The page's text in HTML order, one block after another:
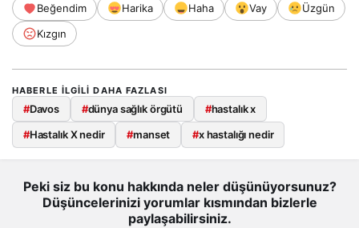
Beğendim Harika Haha Vay
Üzgün
Kızgın
HABERLE ILGILI DAHA FAZLASI
#Davos #dünya sağlık örgütü #hastalık x
#Hastalık X nedir #manset #x hastalığı nedir
Peki siz bu konu hakkında neler düşünüyorsunuz?
Düşüncelerinizi yorumlar kısmından bizlerle
paylaşabilirsiniz.